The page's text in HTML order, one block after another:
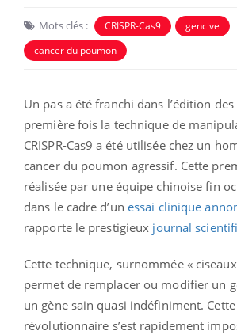
Mots clés : CRISPR-Cas9
gencive
cancer du poumon
Un pas a été franchi dans l’édition
première fois la technique de
CRISPR-Cas9 a été utilisée chez un
cancer du poumon agressif. Cette
réalisée par une équipe chinoise fin
dans le cadre d’un essai clinique
rapporte le prestigieux journal
Cette technique, surnommée «
permet de remplacer ou modifier un
un gène sain quasi indéfiniment.
révolutionnaire s’est rapidement